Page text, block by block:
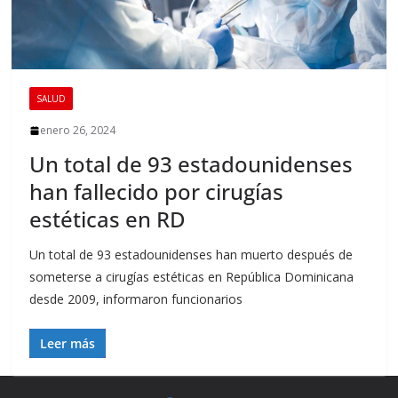
SALUD
enero 26, 2024
Un total de 93 estadounidenses
han fallecido por cirugías
estéticas en RD
Un total de 93 estadounidenses han muerto después de
someterse a cirugías estéticas en República Dominicana
desde 2009, informaron funcionarios
Leer más